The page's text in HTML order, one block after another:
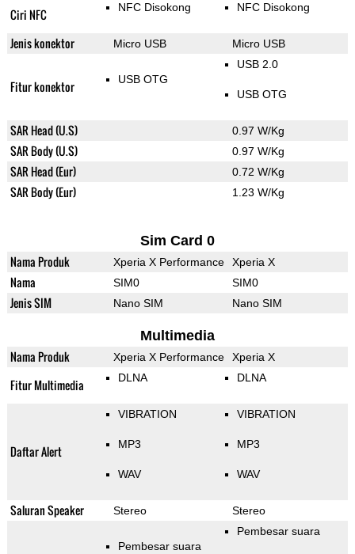
Ciri NFC NFC Disokong NFC Disokong
Jenis konektor Micro USB Micro USB
Fitur konektor USB OTG
USB 2.0
USB OTG
SAR Head (U.S) 0.97 W/Kg
SAR Body (U.S) 0.97 W/Kg
SAR Head (Eur) 0.72 W/Kg
SAR Body (Eur) 1.23 W/Kg
Sim Card 0
Nama Produk Xperia X Performance Xperia X
Nama SIM0 SIM0
Jenis SIM Nano SIM Nano SIM
Multimedia
Nama Produk Xperia X Performance Xperia X
Fitur Multimedia DLNA DLNA
Daftar Alert
VIBRATION
MP3
WAV
VIBRATION
MP3
WAV
Saluran Speaker Stereo Stereo
Pembesar suara
Pembesar suara